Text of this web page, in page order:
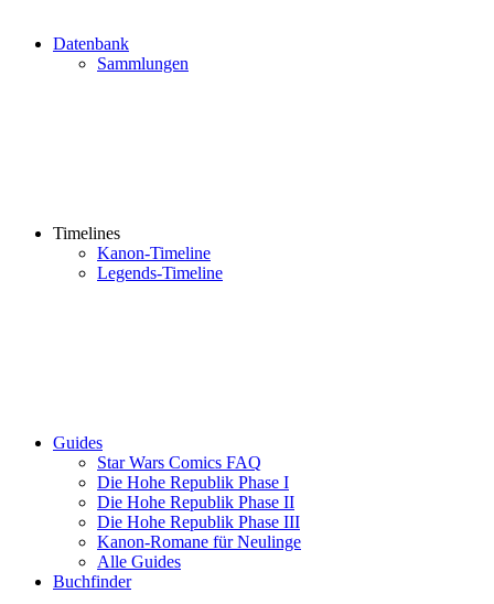
Datenbank
Sammlungen
Timelines
Kanon-Timeline
Legends-Timeline
Guides
Star Wars Comics FAQ
Die Hohe Republik Phase I
Die Hohe Republik Phase II
Die Hohe Republik Phase III
Kanon-Romane für Neulinge
Alle Guides
Buchfinder